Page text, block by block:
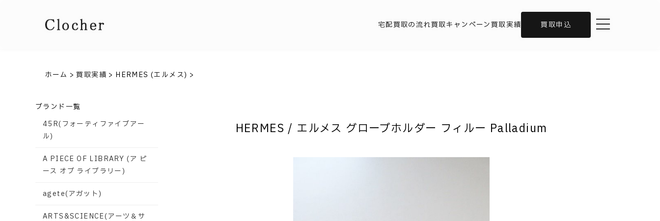
宅配買取の流れ買取キャンペーン買取実績 買取申込 toggle navigation
ホーム >買取実績 > HERMES (エルメス) >
HERMES / エルメス グローブホルダー フィルー Palladium
ブランド一覧
45R(フォーティファイブアー
ル)
A PIECE OF LIBRARY (ア ピ
ース オブ ライブラリー)
agete(アガット)
ARTS&SCIENCE(アーツ＆サ